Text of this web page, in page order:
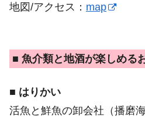
地図/アクセス： map
■ 魚介類と地酒が楽しめる
■ はりかい
活魚と鮮魚の卸会社（播磨